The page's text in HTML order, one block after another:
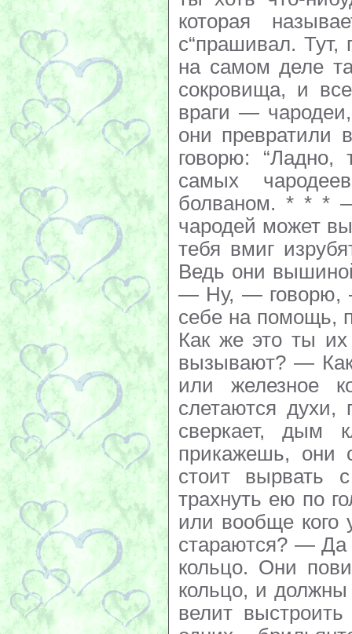
которая
с“прашивал. Тут,
на самом деле
сокровища, и
враги —
они превратили
говорю: “Ладно,
самых
болваном. * * *
чародей может
тебя вмиг
Ведь они
— Ну, — говорю,
себе на помощь,
Как же это ты
вызывают? —
или железное
слетаются духи,
сверкает, дым
прикажешь, они
стоит вырвать
трахнуть ею по
или вообще кого
стараются? — Да
кольцо. Они
кольцо, и должны
велит